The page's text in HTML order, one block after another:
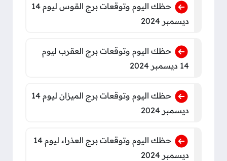
حظك اليوم وتوقعات برج القوس ليوم 14
ديسمبر 2024
حظك اليوم وتوقعات برج العقرب ليوم
14 ديسمبر 2024
حظك اليوم وتوقعات برج الميزان ليوم 14
ديسمبر 2024
حظك اليوم وتوقعات برج العذراء ليوم 14
ديسمبر 2024